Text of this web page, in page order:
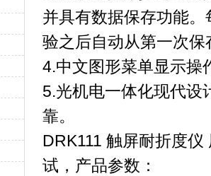
并具有数据保存功能
验之后自动从第一次
4.中文图形菜单显示操
5.光机电一体化现代设
靠。
DRK111 触屏耐折度
试，产品参数：